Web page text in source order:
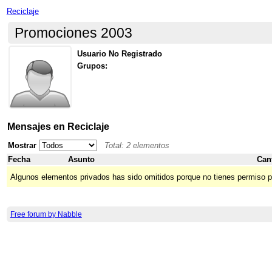
Reciclaje
Promociones 2003
Usuario No Registrado
Grupos:
Mensajes en Reciclaje
Mostrar
Total: 2 elementos
Fecha
Asunto
Algunos elementos privados has sido omitidos porque no tienes permiso
Free forum by Nabble